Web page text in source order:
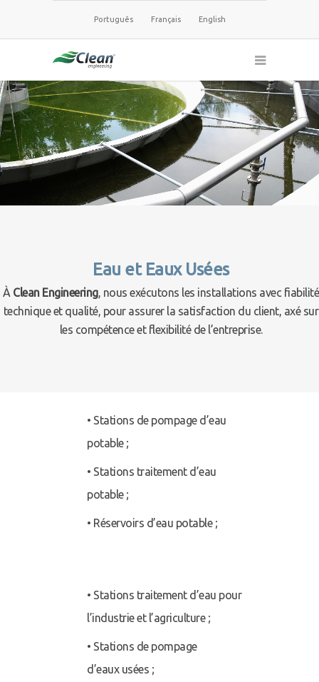
Português Français English
Eau et Eaux Usées
À Clean Engineering, nous exécutons les installations avec fiabilité
technique et qualité, pour assurer la satisfaction du client, axé sur
les compétence et flexibilité de l’entreprise.
• Stations de pompage d’eau
potable ;
• Stations traitement d’eau
potable ;
• Réservoirs d’eau potable ;
• Stations traitement d’eau pour
l’industrie et l’agriculture ;
• Stations de pompage
d’eaux usées ;